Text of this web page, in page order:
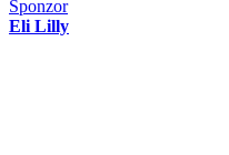
Sponzor
Eli Lilly